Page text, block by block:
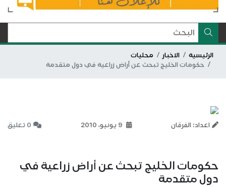
الرئيسية الاخبار
محليات
حكومات الخليج تبحث عن أراض زراعية في دول متقدمة
اعداد: الفرقان 0 تعليق
حكومات الخليج تبحث عن أراض زراعية في
دول متقدمة